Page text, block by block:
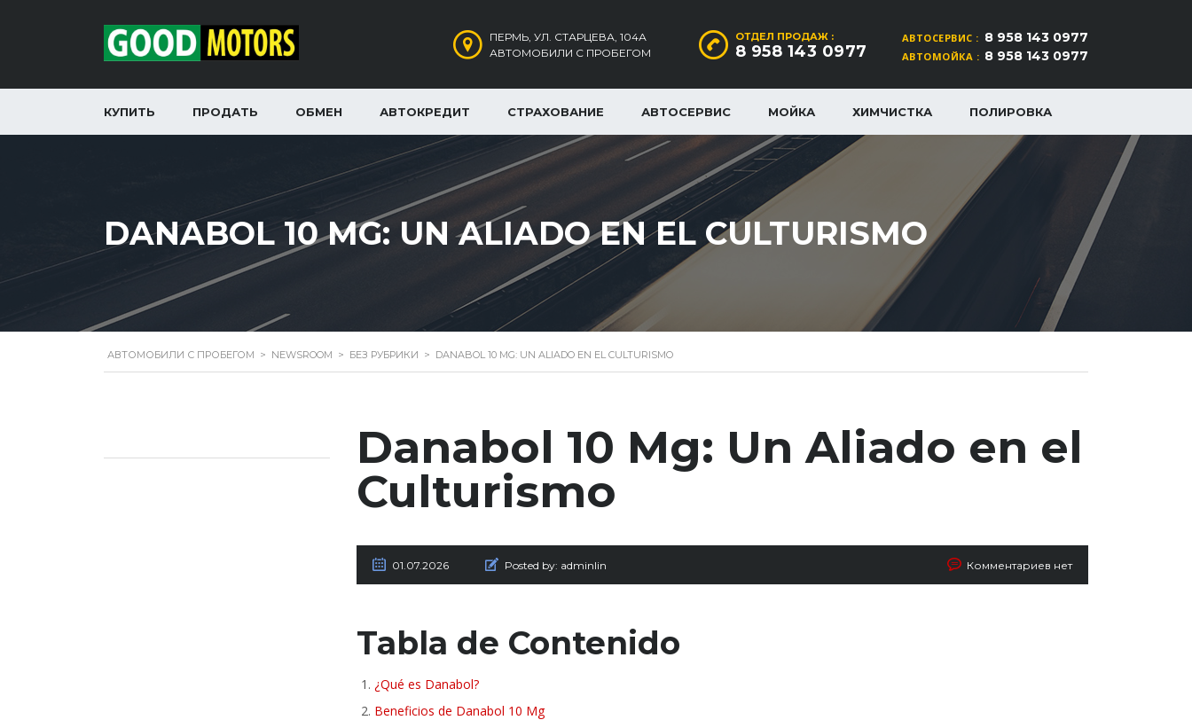
АВТОСЕРВИС : 8 958 143 0977
АВТОМОЙКА : 8 958 143 0977
ОТДЕЛ ПРОДАЖ :
8 958 143 0977
ПЕРМЬ, УЛ. СТАРЦЕВА, 104А
АВТОМОБИЛИ С ПРОБЕГОМ
КУПИТЬ ПРОДАТЬ ОБМЕН АВТОКРЕДИТ СТРАХОВАНИЕ АВТОСЕРВИС МОЙКА ХИМЧИСТКА ПОЛИРОВКА
DANABOL 10 MG: UN ALIADO EN EL CULTURISMO
АВТОМОБИЛИ С ПРОБЕГОМ > NEWSROOM > БЕЗ РУБРИКИ > DANABOL 10 MG: UN ALIADO EN EL CULTURISMO
Danabol 10 Mg: Un Aliado en el
Culturismo
01.07.2026 Posted by: adminlin Комментариев нет
Tabla de Contenido
¿Qué es Danabol?
Beneficios de Danabol 10 Mg